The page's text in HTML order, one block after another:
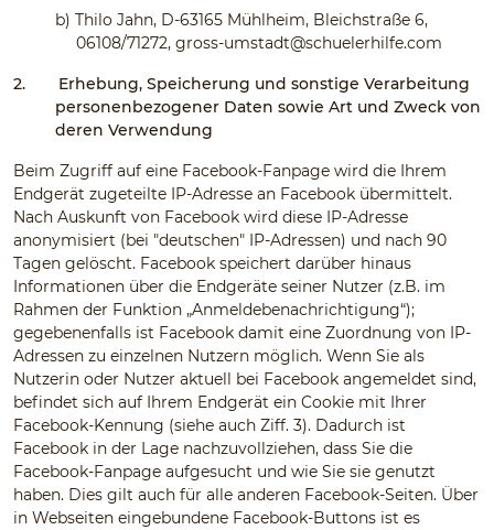
b) Thilo Jahn, D-63165 Mühlheim, Bleichstraße 6,
06108/71272, gross-umstadt@schuelerhilfe.com
2.
Erhebung, Speicherung und sonstige Verarbeitung
personenbezogener Daten sowie Art und Zweck von
deren Verwendung
Beim Zugriff auf eine Facebook-Fanpage wird die Ihrem
Endgerät zugeteilte IP-Adresse an Facebook übermittelt.
Nach Auskunft von Facebook wird diese IP-Adresse
anonymisiert (bei "deutschen" IP-Adressen) und nach 90
Tagen gelöscht. Facebook speichert darüber hinaus
Informationen über die Endgeräte seiner Nutzer (z.B. im
Rahmen der Funktion „Anmeldebenachrichtigung“);
gegebenenfalls ist Facebook damit eine Zuordnung von IP-
Adressen zu einzelnen Nutzern möglich. Wenn Sie als
Nutzerin oder Nutzer aktuell bei Facebook angemeldet sind,
befindet sich auf Ihrem Endgerät ein Cookie mit Ihrer
Facebook-Kennung (siehe auch Ziff. 3). Dadurch ist
Facebook in der Lage nachzuvollziehen, dass Sie die
Facebook-Fanpage aufgesucht und wie Sie sie genutzt
haben. Dies gilt auch für alle anderen Facebook-Seiten. Über
in Webseiten eingebundene Facebook-Buttons ist es